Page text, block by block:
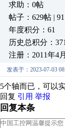
求助：0帖
帖子：629帖 |
年度积分：61
历史总积分：
注册：2011年4
发表于：2023-07-03
5个轴而已，可以
回复 引用 举报
回复本条